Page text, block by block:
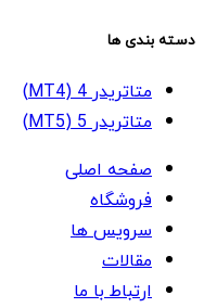
دسته بندی ها
متاتریدر 4 (MT4)
متاتریدر 5 (MT5)
صفحه اصلی
فروشگاه
سرویس ها
مقالات
ارتباط با ما